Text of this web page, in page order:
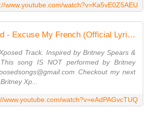
www.youtube.com/watch?v=Ka5vE0Z5AEU
Britney Xposed - Excuse My French (Official Lyric Video)
Track. Inspired by Britney Spears &
song IS NOT performed by Britney
Checkout my next
Xp...
www.youtube.com/watch?v=eAdPAGvcTUQ